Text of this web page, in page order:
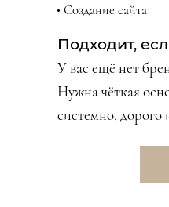
• Создание сайта
Подходит,
У вас ещё нет
Нужна чёткая
системно, дорого